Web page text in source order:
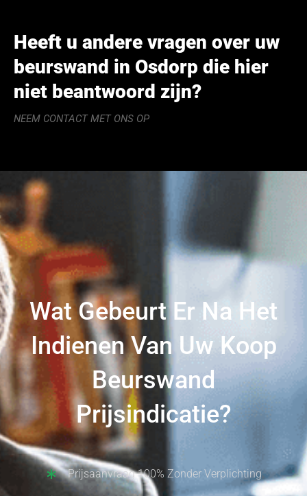
Heeft u andere vragen over uw
beurswand in Osdorp die hier
niet beantwoord zijn?
NEEM CONTACT MET ONS OP
Wat Gebeurt Er Na Het
Indienen Van Uw Koop
Beurswand
Prijsindicatie?
Prijsaanvraag 100% Zonder Verplichting